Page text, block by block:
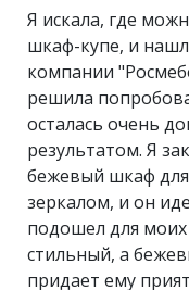
Я искала, где
шкаф-купе, и
компании
решила
осталась очень
результатом. Я
бежевый шкаф
зеркалом, и он
подошел для
стильный, а
придает ему